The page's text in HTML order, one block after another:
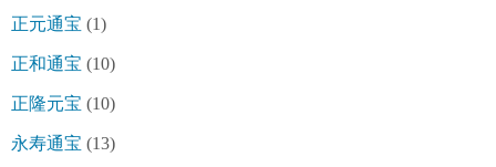
正元通宝 (1)
正和通宝 (10)
正隆元宝 (10)
永寿通宝 (13)